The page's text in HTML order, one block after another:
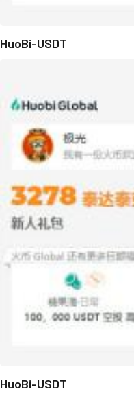
HuoBi-USDT
HuoBi-USDT